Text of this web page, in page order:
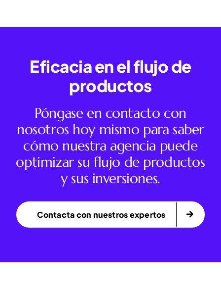
Eficacia en el flujo de
productos
Póngase en contacto con
nosotros hoy mismo para saber
cómo nuestra agencia puede
optimizar su flujo de productos
y sus inversiones.
Contacta con nuestros expertos